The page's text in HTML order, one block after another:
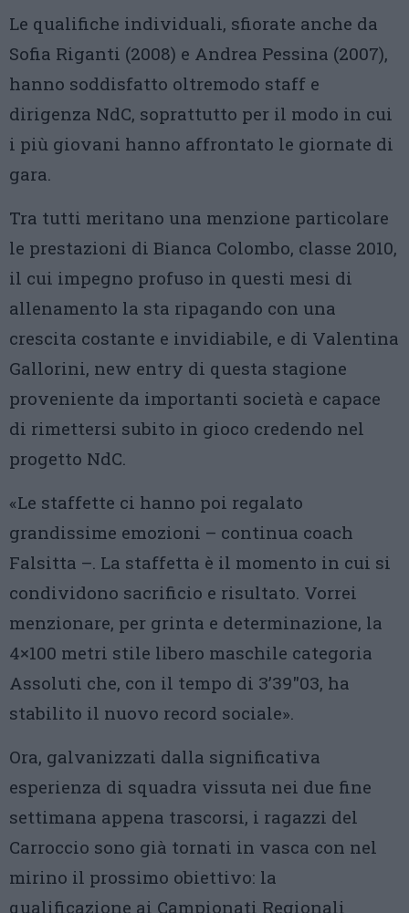
Le qualifiche individuali, sfiorate anche da
Sofia Riganti (2008) e Andrea Pessina (2007),
hanno soddisfatto oltremodo staff e
dirigenza NdC, soprattutto per il modo in cui
i più giovani hanno affrontato le giornate di
gara.
Tra tutti meritano una menzione particolare
le prestazioni di Bianca Colombo, classe 2010,
il cui impegno profuso in questi mesi di
allenamento la sta ripagando con una
crescita costante e invidiabile, e di Valentina
Gallorini, new entry di questa stagione
proveniente da importanti società e capace
di rimettersi subito in gioco credendo nel
progetto NdC.
«Le staffette ci hanno poi regalato
grandissime emozioni – continua coach
Falsitta –. La staffetta è il momento in cui si
condividono sacrificio e risultato. Vorrei
menzionare, per grinta e determinazione, la
4×100 metri stile libero maschile categoria
Assoluti che, con il tempo di 3’39″03, ha
stabilito il nuovo record sociale».
Ora, galvanizzati dalla significativa
esperienza di squadra vissuta nei due fine
settimana appena trascorsi, i ragazzi del
Carroccio sono già tornati in vasca con nel
mirino il prossimo obiettivo: la
qualificazione ai Campionati Regionali